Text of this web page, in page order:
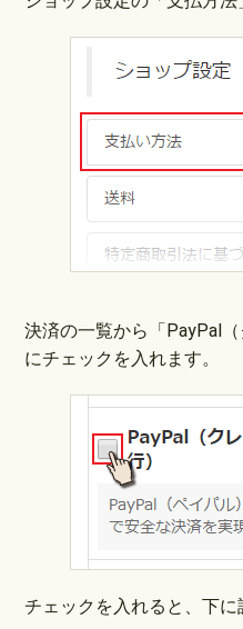
決済の一覧から「PayPal
にチェックを入れます。
チェックを入れると、下に